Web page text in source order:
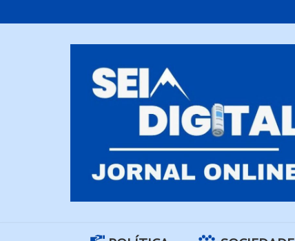
to